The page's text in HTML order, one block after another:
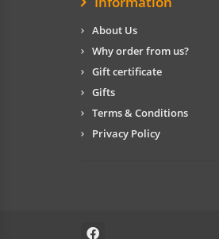
About Us
Why order from us?
Gift certificate
Gifts
Terms & Conditions
Privacy Policy